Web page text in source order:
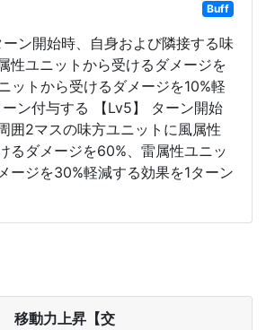
Buff
ーン開始時、自身および隣接する味
性ユニットから受けるダメージを
ットから受けるダメージを10%軽
ン付与する 【Lv5】 ターン開始
囲2マスの味方ユニットに風属性
るダメージを60%、雷属性ユニッ
ージを30%軽減する効果を1ターン
移動力上昇【交